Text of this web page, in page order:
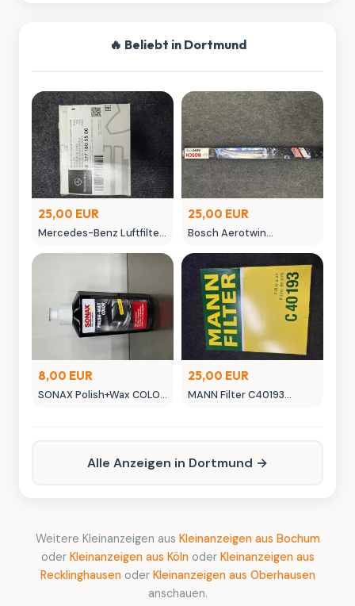
🔥 Beliebt in Dortmund
25,00 EUR
Mercedes-Benz Luftfilter
Ersatzteil
25,00 EUR
Bosch Aerotwin
neuwertig in OVP
8,00 EUR
SONAX Polish+Wax COLOR
25,00 EUR
MANN Filter C40193
Alle Anzeigen in Dortmund →
Weitere Kleinanzeigen aus Kleinanzeigen aus Bochum
oder Kleinanzeigen aus Kölnoder Kleinanzeigen aus
Recklinghausenoder Kleinanzeigen aus Oberhausen
anschauen.